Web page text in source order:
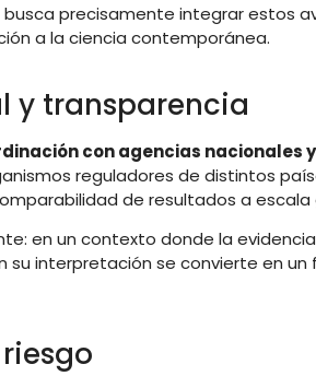
precisamente integrar estos
a la ciencia contemporánea.
y transparencia
con agencias nacionales
reguladores de distintos
de resultados a escala
en un contexto donde la
su interpretación se convierte en